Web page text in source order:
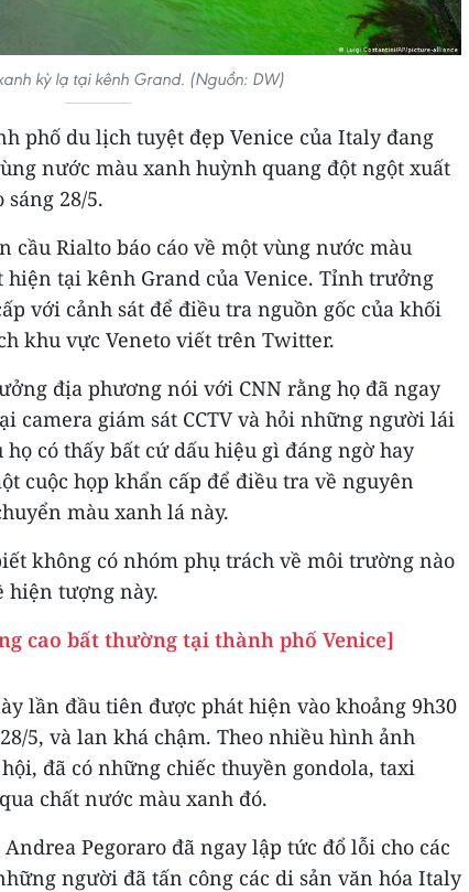
kỳ lạ tại kênh Grand. (Nguồn: DW)
phố du lịch tuyệt đẹp Venice của Italy đang
nước màu xanh huỳnh quang đột ngột xuất
28/5.
cầu Rialto báo cáo về một vùng nước màu
hiện tại kênh Grand của Venice. Tỉnh trưởng
với cảnh sát để điều tra nguồn gốc của khối
khu vực Veneto viết trên Twitter.
địa phương nói với CNN rằng họ đã ngay
camera giám sát CCTV và hỏi những người lái
có thấy bất cứ dấu hiệu gì đáng ngờ hay
cuộc họp khẩn cấp để điều tra về nguyên
màu xanh lá này.
không có nhóm phụ trách về môi trường nào
hiện tượng này.
cao bất thường tại thành phố Venice]
lần đầu tiên được phát hiện vào khoảng 9h30
5, và lan khá chậm. Theo nhiều hình ảnh
đã có những chiếc thuyền gondola, taxi
chất nước màu xanh đó.
Pegoraro đã ngay lập tức đổ lỗi cho các
người đã tấn công các di sản văn hóa Italy